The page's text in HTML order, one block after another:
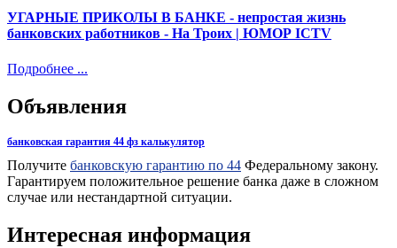
УГАРНЫЕ ПРИКОЛЫ В БАНКЕ - непростая жизнь
банковских работников - На Троих | ЮМОР ICTV
Подробнее ...
Объявления
банковская гарантия 44 фз калькулятор
Получите банковскую гарантию по 44 Федеральному закону.
Гарантируем положительное решение банка даже в сложном
случае или нестандартной ситуации.
Интересная информация